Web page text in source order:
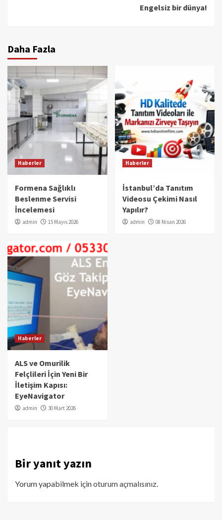
Engelsiz bir dünya!
Daha Fazla
Haberler
Formena Sağlıklı
Beslenme Servisi
İncelemesi
admin 15 Mayıs 2026
Haberler
İstanbul’da Tanıtım
Videosu Çekimi Nasıl
Yapılır?
admin 08 Nisan 2026
Haberler
ALS ve Omurilik
Felçlileri İçin Yeni Bir
İletişim Kapısı:
EyeNavigator
admin 30 Mart 2026
Bir yanıt yazın
Yorum yapabilmek içinoturum açmalısınız